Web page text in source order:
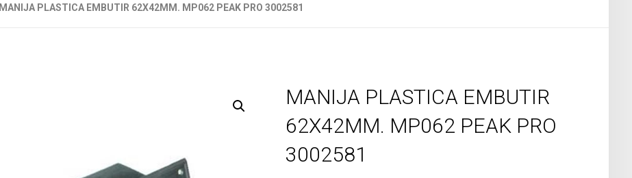
MANIJA PLASTICA EMBUTIR 62X42MM. MP062 PEAK PRO 3002581
MANIJA PLASTICA EMBUTIR
62X42MM. MP062 PEAK PRO
3002581